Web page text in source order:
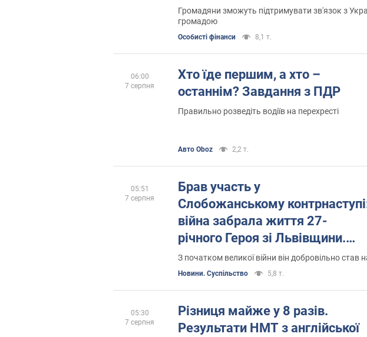
Громадяни зможуть підтримувати зв'язок з
громадою
Особисті фінанси 8,1 т.
Хто їде першим, а хто –
останнім? Завдання з ПДР
Правильно розведіть водіїв на перехресті
Авто Oboz 2,2 т.
06:00
7 серпня
Брав участь у
Слобожанському
війна забрала життя 27-
річного Героя зі Львівщини.
Фото
З початком великої війни він добровільно став
Новини. Суспільство 5,8 т.
05:51
7 серпня
Різниця майже у 8 разів.
Результати НМТ з англійської
05:30
7 серпня